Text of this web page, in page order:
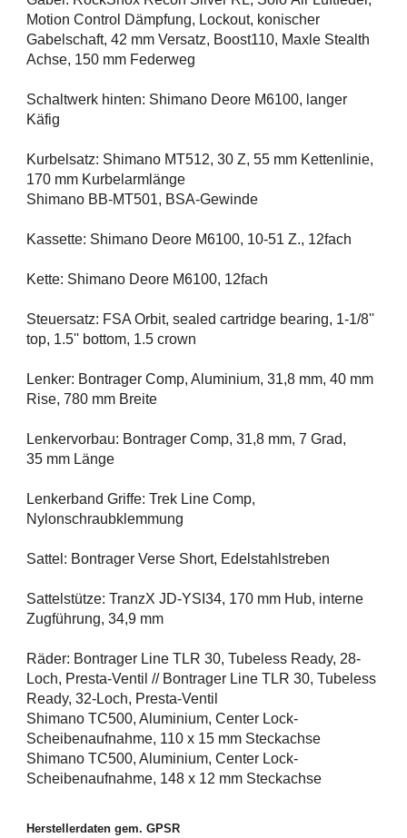
Motion Control Dämpfung, Lockout, konischer
Gabelschaft, 42 mm Versatz, Boost110, Maxle Stealth
Achse, 150 mm Federweg
Schaltwerk hinten: Shimano Deore M6100, langer
Käfig
Kurbelsatz: Shimano MT512, 30 Z, 55 mm Kettenlinie,
170 mm Kurbelarmlänge
Shimano BB-MT501, BSA-Gewinde
Kassette: Shimano Deore M6100, 10-51 Z., 12fach
Kette: Shimano Deore M6100, 12fach
Steuersatz: FSA Orbit, sealed cartridge bearing, 1-1/8''
top, 1.5'' bottom, 1.5 crown
Lenker: Bontrager Comp, Aluminium, 31,8 mm, 40 mm
Rise, 780 mm Breite
Lenkervorbau: Bontrager Comp, 31,8 mm, 7 Grad,
35 mm Länge
Lenkerband Griffe: Trek Line Comp,
Nylonschraubklemmung
Sattel: Bontrager Verse Short, Edelstahlstreben
Sattelstütze: TranzX JD-YSI34, 170 mm Hub, interne
Zugführung, 34,9 mm
Räder: Bontrager Line TLR 30, Tubeless Ready, 28-
Loch, Presta-Ventil // Bontrager Line TLR 30, Tubeless
Ready, 32-Loch, Presta-Ventil
Shimano TC500, Aluminium, Center Lock-
Scheibenaufnahme, 110 x 15 mm Steckachse
Shimano TC500, Aluminium, Center Lock-
Scheibenaufnahme, 148 x 12 mm Steckachse
Herstellerdaten gem. GPSR